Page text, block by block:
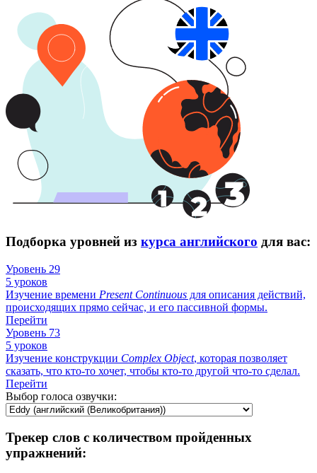
Подборка уровней из курса английского для вас:
Уровень 29
5 уроков
Изучение времени Present Continuous для описания действий,
происходящих прямо сейчас, и его пассивной формы.
Перейти
Уровень 73
5 уроков
Изучение конструкции Complex Object, которая позволяет
сказать, что кто-то хочет, чтобы кто-то другой что-то сделал.
Перейти
Выбор голоса озвучки:
Трекер слов с количеством пройденных
упражнений: